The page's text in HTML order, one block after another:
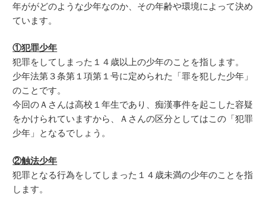
年ががどのような少年なのか、その年齢や環境によって決め
ています。
①犯罪少年
犯罪をしてしまった１４歳以上の少年のことを指します。
少年法第３条第１項第１号に定められた「罪を犯した少年」
のことです。
今回のＡさんは高校１年生であり、痴漢事件を起こした容疑
をかけられていますから、Ａさんの区分としてはこの「犯罪
少年」となるでしょう。
②触法少年
犯罪となる行為をしてしまった１４歳未満の少年のことを指
します。